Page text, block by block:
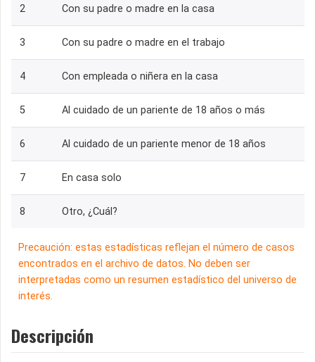
2 Con su padre o madre en la casa
3 Con su padre o madre en el trabajo
4 Con empleada o niñera en la casa
5 Al cuidado de un pariente de 18 años o más
6 Al cuidado de un pariente menor de 18 años
7 En casa solo
8 Otro, ¿Cuál?
Precaución: estas estadísticas reflejan el número de casos
encontrados en el archivo de datos. No deben ser
interpretadas como un resumen estadístico del universo de
interés.
Descripción